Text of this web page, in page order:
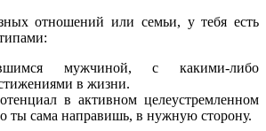
отношений или семьи, у тебя есть
мужчиной, с какими-либо
в жизни.
в активном целеустремленном
ты сама направишь, в нужную сторону.